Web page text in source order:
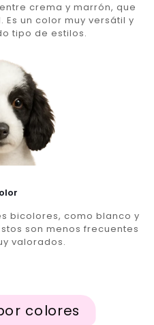
crema y marrón, que
un color muy versátil y
tipo de estilos.
bicolores, como blanco y
son menos frecuentes
valorados.
colores